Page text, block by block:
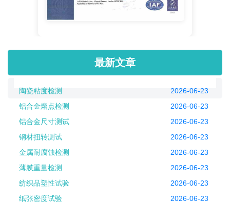
最新文章
陶瓷粘度检测
2026-06-23
铝合金熔点检测
2026-06-23
铝合金尺寸测试
2026-06-23
钢材扭转测试
2026-06-23
金属耐腐蚀检测
2026-06-23
薄膜重量检测
2026-06-23
纺织品塑性试验
2026-06-23
纸张密度试验
2026-06-23